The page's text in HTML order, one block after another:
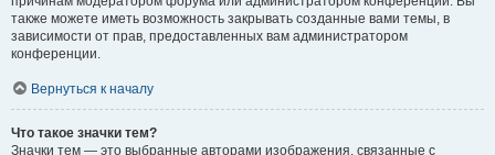
также можете иметь возможность закрывать созданные вами темы, в
зависимости от прав, предоставленных вам администратором
конференции.
Вернуться к началу
Что такое значки тем?
Значки тем — это выбранные авторами изображения, связанные с